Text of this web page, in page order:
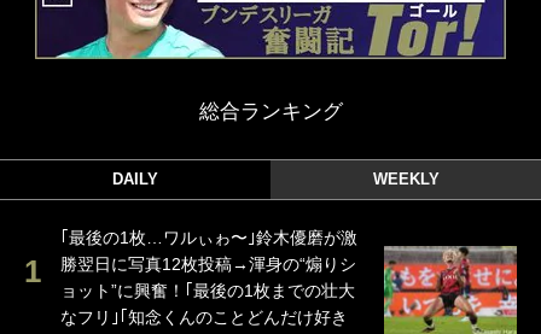
総合ランキング
DAILY WEEKLY
｢最後の1枚…ワルぃゎ〜｣鈴木優磨が激
勝翌日に写真12枚投稿→渾身の“煽りシ
ョット”に興奮！｢最後の1枚までの壮大
なフリ｣｢知念くんのことどんだけ好き